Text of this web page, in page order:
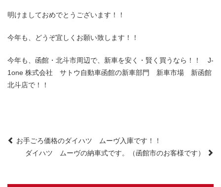
明けましておめでとうございます！！
今年も、どうぞ宜しくお願い致します！！
今年も、函館・北斗市周辺で、新車を安く・賢く買うなら！！ J-
1one 株式会社 サトウ自動車函館の新車部門 新車市場 新函館
北斗店で！！
Post
navigation
お手ごろ価格のダイハツ ムーヴ入庫です！！
ダイハツ ムーヴの納車式です。（函館市のお客様です）